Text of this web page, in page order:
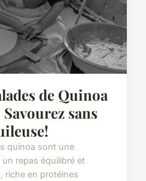
de Quinoa
sans
quinoa sont une
repas équilibré et
riche en protéines